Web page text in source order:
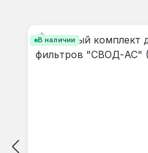
В наличии